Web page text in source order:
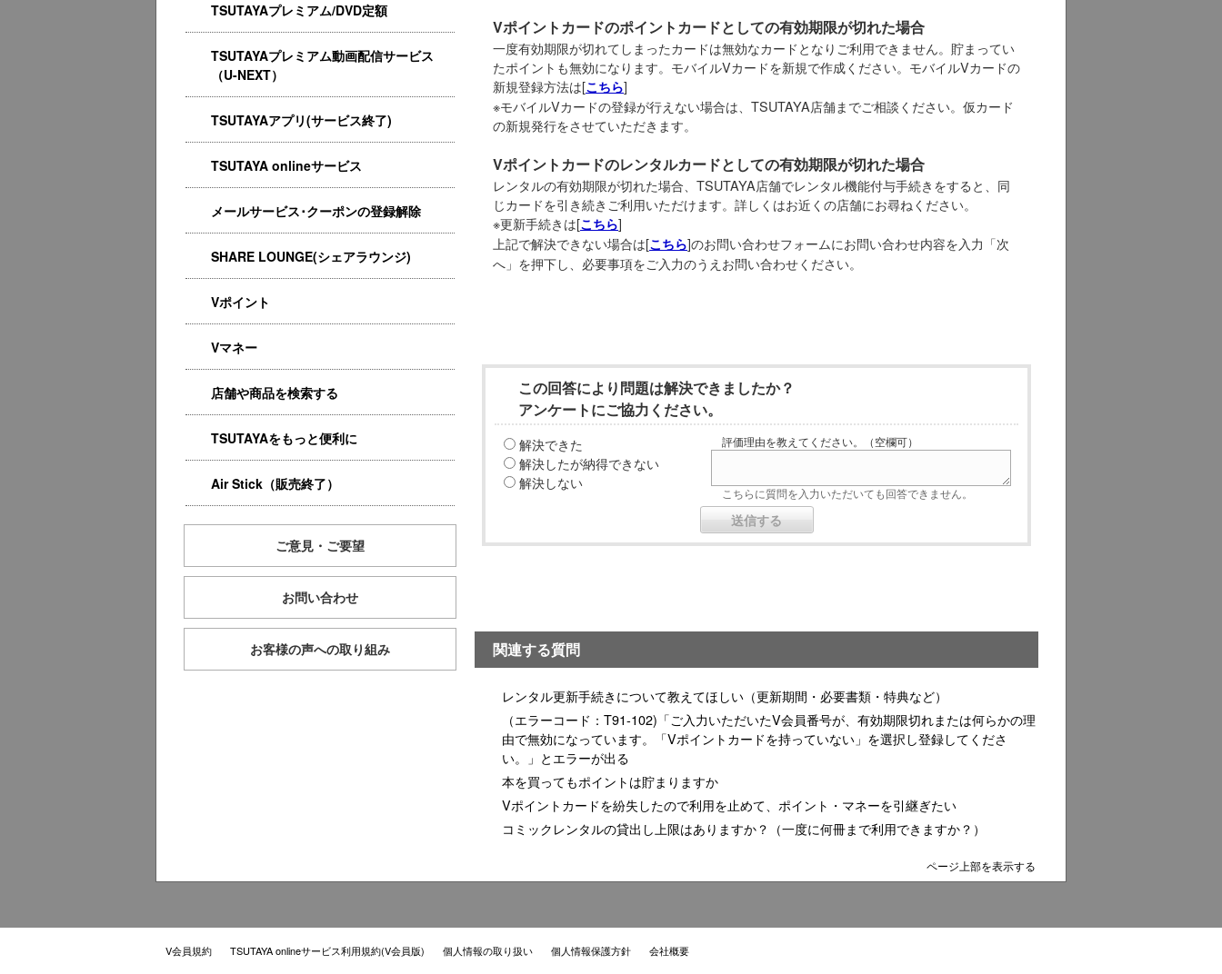
TSUTAYAプレミアム/DVD定額
TSUTAYAプレミアム動画配信サービス
（U-NEXT）
TSUTAYAアプリ(サービス終了)
TSUTAYA onlineサービス
メールサービス･クーポンの登録解除
SHARE LOUNGE(シェアラウンジ)
Vポイント
Vマネー
店舗や商品を検索する
TSUTAYAをもっと便利に
Air Stick（販売終了）
ご意見・ご要望
お問い合わせ
お客様の声への取り組み
Vポイントカードのポイントカードとしての有効期限が切れた場合
一度有効期限が切れてしまったカードは無効なカードとなりご利用できません。貯まってい
たポイントも無効になります。モバイルVカードを新規で作成ください。モバイルVカードの
新規登録方法は[こちら]
※モバイルVカードの登録が行えない場合は、TSUTAYA店舗までご相談ください。仮カード
の新規発行をさせていただきます。
Vポイントカードのレンタルカードとしての有効期限が切れた場合
レンタルの有効期限が切れた場合、TSUTAYA店舗でレンタル機能付与手続きをすると、同
じカードを引き続きご利用いただけます。詳しくはお近くの店舗にお尋ねください。
※更新手続きは[こちら]
上記で解決できない場合は[こちら]のお問い合わせフォームにお問い合わせ内容を入力「次
へ」を押下し、必要事項をご入力のうえお問い合わせください。
この回答により問題は解決できましたか？
アンケートにご協力ください。
解決できた
解決したが納得できない
解決しない
評価理由を教えてください。（空欄可）
こちらに質問を入力いただいても回答できません。
関連する質問
レンタル更新手続きについて教えてほしい（更新期間・必要書類・特典など）
（エラーコード：T91-102)「ご入力いただいたV会員番号が、有効期限切れまたは何らかの理
由で無効になっています。「Vポイントカードを持っていない」を選択し登録してくださ
い。」とエラーが出る
本を買ってもポイントは貯まりますか
Vポイントカードを紛失したので利用を止めて、ポイント・マネーを引継ぎたい
コミックレンタルの貸出し上限はありますか？（一度に何冊まで利用できますか？）
ページ上部を表示する
V会員規約 TSUTAYA onlineサービス利用規約(V会員版) 個人情報の取り扱い 個人情報保護方針 会社概要